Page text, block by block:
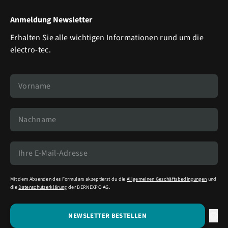
Anmeldung Newsletter
Erhalten Sie alle wichtigen Informationen rund um die
electro-tec.
Mit dem Absenden des Formulars akzeptierst du dieAllgemeinen Geschäftsbedingungen und
die Datenschutzerklärung der BERNEXPO AG.